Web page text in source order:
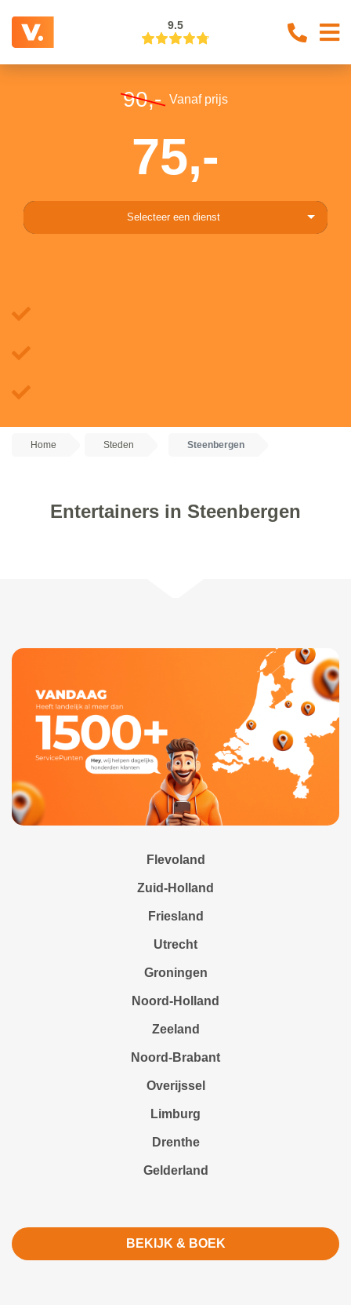
9.5
90,- Vanaf prijs
75,-
Selecteer een dienst
Home Steden Steenbergen
Entertainers in Steenbergen
Flevoland
Zuid-Holland
Friesland
Utrecht
Groningen
Noord-Holland
Zeeland
Noord-Brabant
Overijssel
Limburg
Drenthe
Gelderland
BEKIJK & BOEK